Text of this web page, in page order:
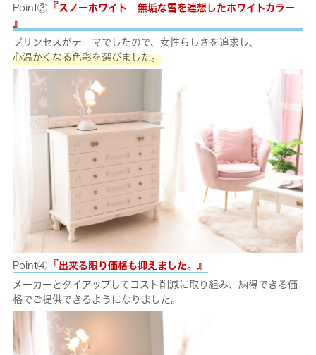
Point③『スノーホワイト 無垢な雪を連想したホワイトカラー
』
プリンセスがテーマでしたので、女性らしさを追求し、
心温かくなる色彩を選びました。
Point④『出来る限り価格も抑えました。 』
メーカーとタイアップしてコスト削減に取り組み、納得できる価
格でご提供できるようになりました。